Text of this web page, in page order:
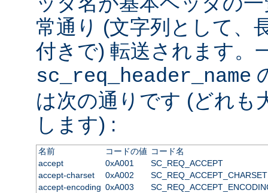
常通り (文字列として、
付きで) 転送されます。
sc_req_header_name
は次の通りです (どれも
します) :
名前 コードの値 コード名
accept
0xA001
SC_REQ_ACCEPT
accept-charset
0xA002
SC_REQ_ACCEPT_CHARSET
accept-encoding 0xA003